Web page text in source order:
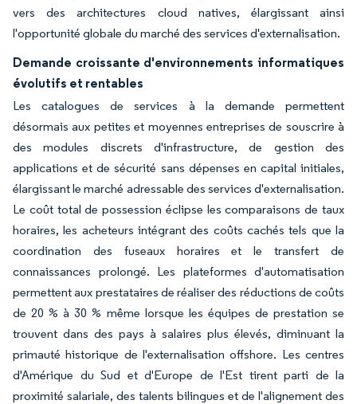
vers des architectures cloud natives, élargissant ainsi
l'opportunité globale du marché des services d'externalisation.
Demande croissante d'environnements informatiques
évolutifs et rentables
Les catalogues de services à la demande permettent
désormais aux petites et moyennes entreprises de souscrire à
des modules discrets d'infrastructure, de gestion des
applications et de sécurité sans dépenses en capital initiales,
élargissant le marché adressable des services d'externalisation.
Le coût total de possession éclipse les comparaisons de taux
horaires, les acheteurs intégrant des coûts cachés tels que la
coordination des fuseaux horaires et le transfert de
connaissances prolongé. Les plateformes d'automatisation
permettent aux prestataires de réaliser des réductions de coûts
de 20 % à 30 % même lorsque les équipes de prestation se
trouvent dans des pays à salaires plus élevés, diminuant la
primauté historique de l'externalisation offshore. Les centres
d'Amérique du Sud et d'Europe de l'Est tirent parti de la
proximité salariale, des talents bilingues et de l'alignement des